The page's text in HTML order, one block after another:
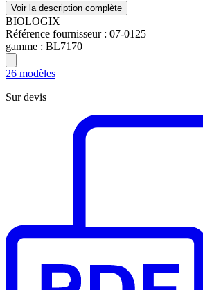
Voir la description complète
BIOLOGIX
Référence fournisseur : 07-0125
gamme : BL7170
26 modèles
Sur devis